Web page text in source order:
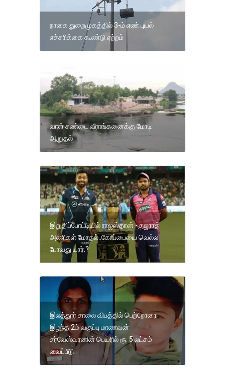
நாகை துறைமுகத்தில் 3-ம் எண் புயல்
எச்சரிக்கை கூண்டு ஏற்றம்
வாள் சண்டை வீராங்கனைக்கு மோடி
ஆறுதல்
இறுதிப்போட்டியில் ராஜஸ்தான் -குஜராத்
அணிகள் மோதல்..கோப்பையை வெல்ல
போவது யார்.?
இலத்தூர் சாலை விபத்தில் பெற்றோரை
இழந்த 2ம் வகுப்பு மாணவன்
சர்வேஸ்வரனின் பெயரில் ரூ. 5 லட்சம்
வைப்பீடு